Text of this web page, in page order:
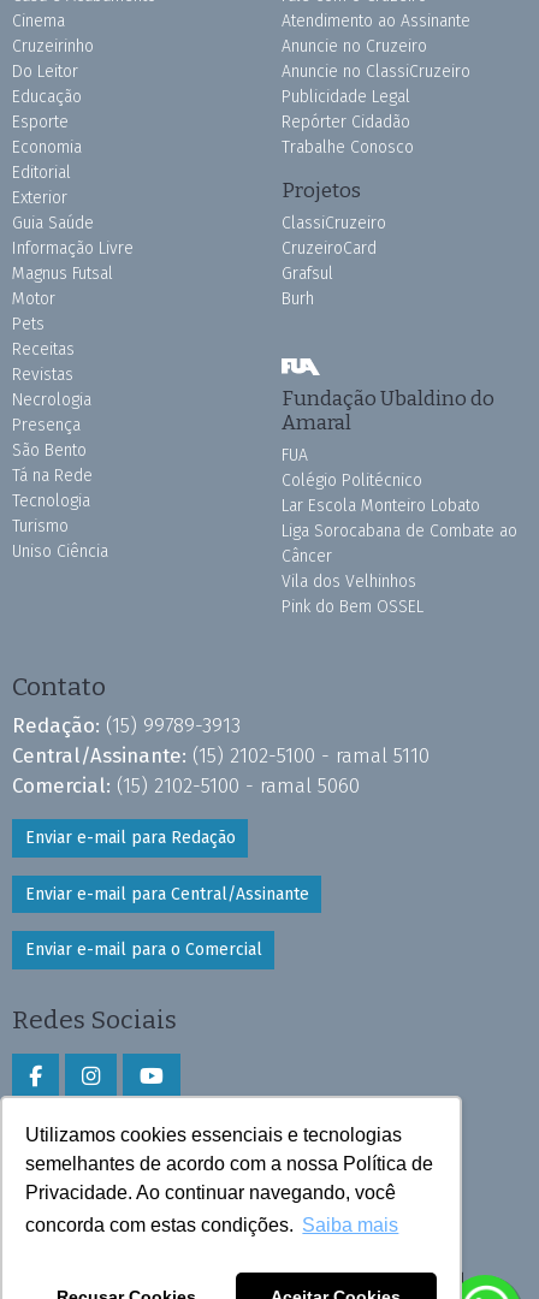
Utilizamos cookies essenciais e tecnologias
semelhantes de acordo com a nossa Política de
Privacidade. Ao continuar navegando, você
concorda com estas condições. Saiba mais
Cinema
Cruzeirinho
Do Leitor
Educação
Esporte
Economia
Editorial
Exterior
Guia Saúde
Informação Livre
Magnus Futsal
Motor
Pets
Receitas
Revistas
Necrologia
Presença
São Bento
Tá na Rede
Tecnologia
Turismo
Uniso Ciência
Atendimento ao Assinante
Anuncie no Cruzeiro
Anuncie no ClassiCruzeiro
Publicidade Legal
Repórter Cidadão
Trabalhe Conosco
Projetos
ClassiCruzeiro
CruzeiroCard
Grafsul
Burh
Fundação Ubaldino do
Amaral
FUA
Colégio Politécnico
Lar Escola Monteiro Lobato
Liga Sorocabana de Combate ao
Câncer
Vila dos Velhinhos
Pink do Bem OSSEL
Contato
Redação: (15) 99789-3913
Central/Assinante: (15) 2102-5100 - ramal 5110
Comercial: (15) 2102-5100 - ramal 5060
Enviar e-mail para Redação
Enviar e-mail para Central/Assinante
Enviar e-mail para o Comercial
Redes Sociais
Faça download do aplicativo
Play Store e App Store
Todos os direitos reservados © 2025 Cruzeiro do Sul